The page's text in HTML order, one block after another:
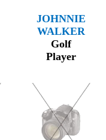
JOHNNIE
WALKER
Golf
Player